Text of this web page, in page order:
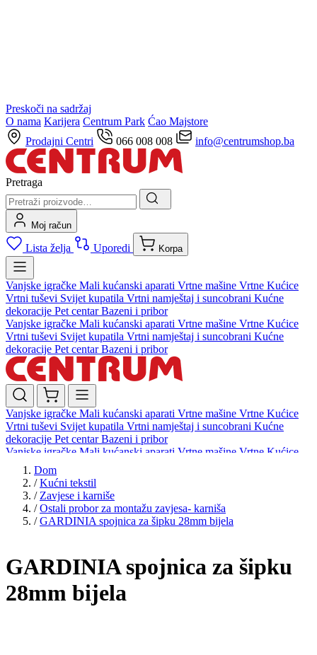
Preskoči na sadržaj
O nama Karijera Centrum Park Ćao Majstore
Prodajni Centri
066 008 008 info@centrumshop.ba
Pretraga
Moj račun
Lista želja Uporedi Korpa
Vanjske igračke Mali kućanski aparati Vrtne mašine Vrtne Kućice
Vrtni tuševi Svijet kupatila Vrtni namještaj i suncobrani Kućne
dekoracije Pet centarBazeni i pribor
Vanjske igračke Mali kućanski aparati Vrtne mašine Vrtne Kućice
Vrtni tuševi Svijet kupatila Vrtni namještaj i suncobrani Kućne
dekoracije Pet centarBazeni i pribor
Vanjske igračke Mali kućanski aparati Vrtne mašine Vrtne Kućice
Vrtni tuševi Svijet kupatila Vrtni namještaj i suncobrani Kućne
dekoracije Pet centarBazeni i pribor
Vanjske igračke Mali kućanski aparati Vrtne mašine Vrtne Kućice
Vrtni tuševi
dekoracijePet centar
Dom
/ Kućni tekstil
/ Zavjese i karniše
/ Ostali probor za montažu zavjesa- karniša
/ GARDINIA spojnica za šipku 28mm bijela
GARDINIA spojnica za šipku
28mm bijela